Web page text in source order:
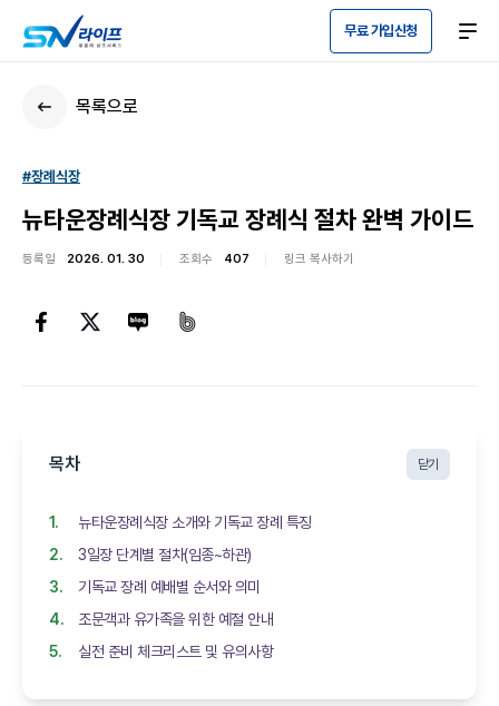
무료 가입신청
목록으로
#장례식장
뉴타운장례식장 기독교 장례식 절차 완벽 가이드
등록일 2026. 01. 30 조회수 407 링크 복사하기
목차 닫기
뉴타운장례식장 소개와 기독교 장례 특징
3일장 단계별 절차(임종~하관)
기독교 장례 예배별 순서와 의미
조문객과 유가족을 위한 예절 안내
실전 준비 체크리스트 및 유의사항